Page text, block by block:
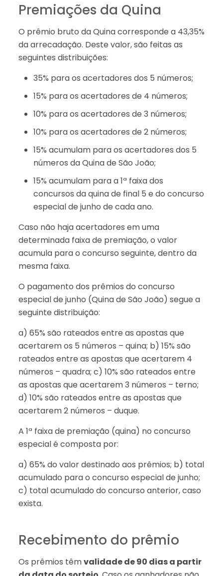
Premiações da Quina
O prêmio bruto da Quina corresponde a 43,35%
da arrecadação. Deste valor, são feitas as
seguintes distribuições:
35% para os acertadores dos 5 números;
15% para os acertadores de 4 números;
10% para os acertadores de 3 números;
10% para os acertadores de 2 números;
15% acumulam para os acertadores dos 5
números da Quina de São João;
15% acumulam para a 1ª faixa dos
concursos da quina de final 5 e do concurso
especial de junho de cada ano.
Caso não haja acertadores em uma
determinada faixa de premiação, o valor
acumula para o concurso seguinte, dentro da
mesma faixa.
O pagamento dos prêmios do concurso
especial de junho (Quina de São João) segue a
seguinte distribuição:
a) 65% são rateados entre as apostas que
acertarem os 5 números – quina; b) 15% são
rateados entre as apostas que acertarem 4
números – quadra; c) 10% são rateados entre
as apostas que acertarem 3 números – terno;
d) 10% são rateados entre as apostas que
acertarem 2 números – duque.
A 1ª faixa de premiação (quina) no concurso
especial é composta por:
a) 65% do valor destinado aos prêmios; b) total
acumulado para o concurso especial de junho;
c) total acumulado do concurso anterior, caso
exista.
Recebimento do prêmio
Os prêmios têmvalidade de 90 dias a partir